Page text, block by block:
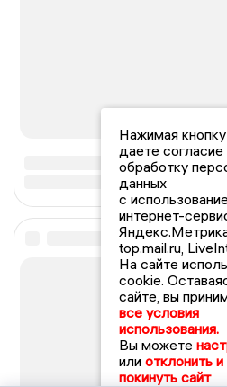
Нажимая
даете согласие
обработку
данных
с
интернет-
top.mail.ru,
На сайте
cookie.
сайте, вы
все условия
использования.
Вы можете
или отклонить и
покинуть сайт